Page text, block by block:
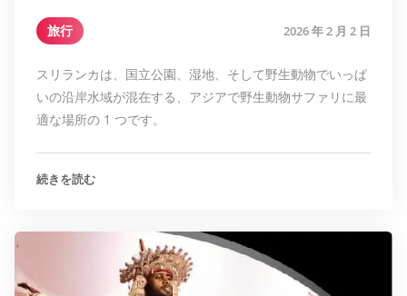
旅行 2026 年 2 月 2 日
スリランカは、国立公園、湿地、そして野生動物でいっぱ
いの沿岸水域が混在する、アジアで野生動物サファリに最
適な場所の 1 つです。
続きを読む